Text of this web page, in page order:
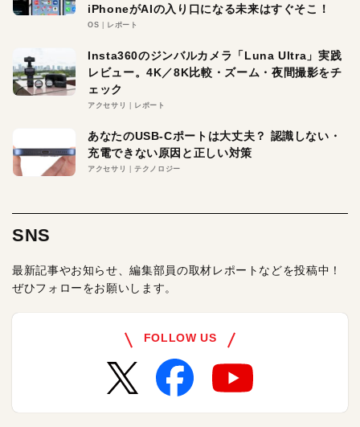
iPhoneがAIの入り口になる未来はすぐそこ！
OS レポート
Insta360のジンバルカメラ「Luna Ultra」実践
レビュー。4K／8K比較・ズーム・夜間撮影をチ
ェック
アクセサリ レポート
あなたのUSB-Cポートは大丈夫？ 認識しない・
充電できない原因と正しい対策
アクセサリ テクノロジー
SNS
最新記事やお知らせ、編集部員の取材レポートなどを投稿中！
ぜひフォローをお願いします。
FOLLOW US